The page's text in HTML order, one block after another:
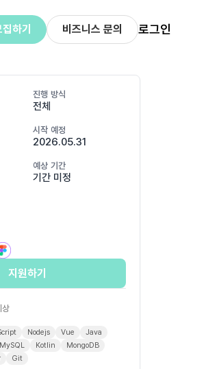
하기 비즈니스 문의 로그인
진행 방식
전체
시작 예정
2026.05.31
예상 기간
기간 미정
지원하기
상
Nodejs Vue
Java
MySQL Kotlin
MongoDB
Git